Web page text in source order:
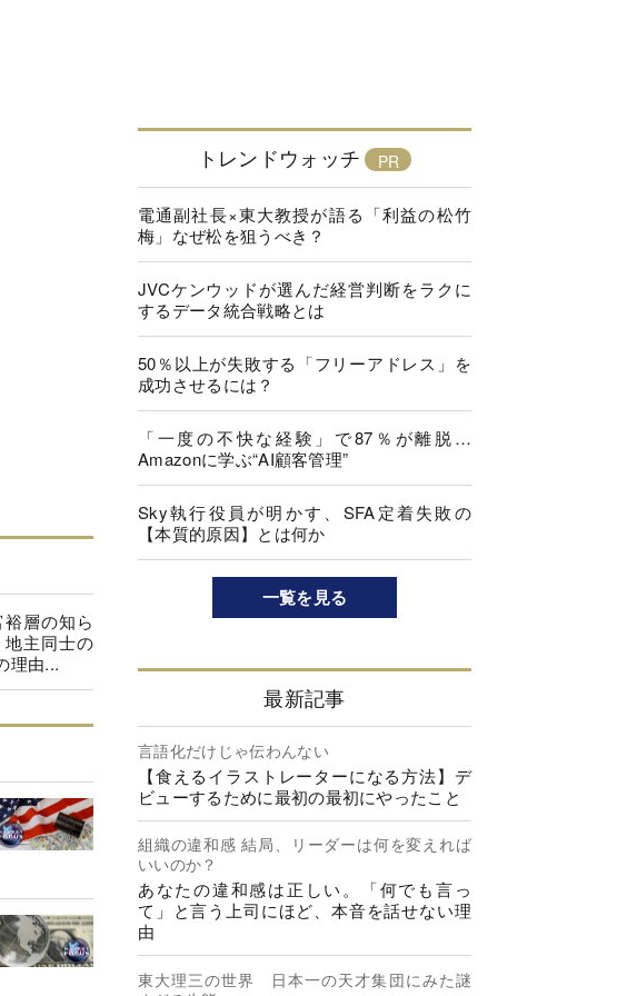
層の知ら
主同士の
理由...
トレンドウォッチ
電通副社長×東大教授が語る「利益の松竹
梅」なぜ松を狙うべき？
JVCケンウッドが選んだ経営判断をラクに
するデータ統合戦略とは
50％以上が失敗する「フリーアドレス」を
成功させるには？
「一度の不快な経験」で87％が離脱…
Amazonに学ぶ“AI顧客管理”
Sky執行役員が明かす、SFA定着失敗の
【本質的原因】とは何か
一覧を見る
最新記事
言語化だけじゃ伝わんない
【食えるイラストレーターになる方法】デ
ビューするために最初の最初にやったこと
組織の違和感 結局、リーダーは何を変えれば
いいのか？
あなたの違和感は正しい。「何でも言っ
て」と言う上司にほど、本音を話せない理
由
東大理三の世界 日本一の天才集団にみた謎